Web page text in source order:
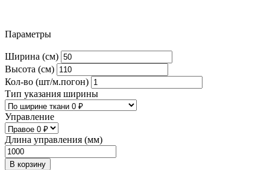
Параметры
Ширина (см)
Высота (см)
Кол-во (шт/м.погон)
Тип указания ширины
Управление
Длина управления (мм)
В корзину